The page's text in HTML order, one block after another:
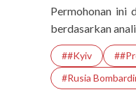
Permohonan ini
berdasarkan
##Kyiv
#Rusia